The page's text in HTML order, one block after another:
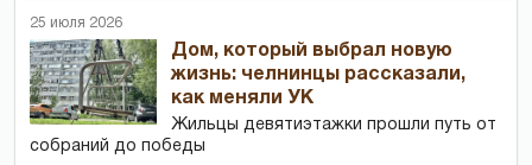
25 июля 2026
Дом, который выбрал новую
жизнь: челнинцы рассказали,
как меняли УК
Жильцы девятиэтажки прошли путь от
собраний до победы